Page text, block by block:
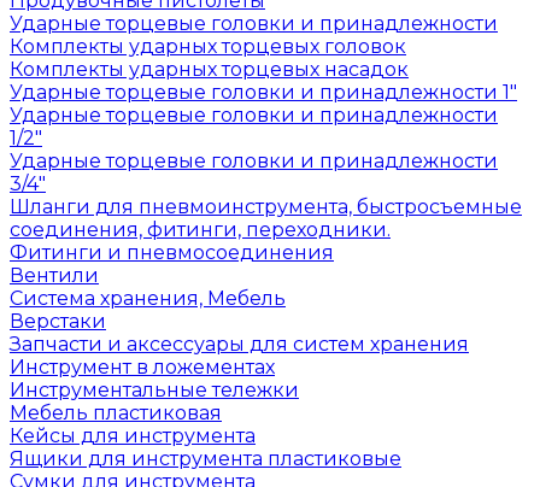
Ударные торцевые головки и принадлежности
Комплекты ударных торцевых головок
Комплекты ударных торцевых насадок
Ударные торцевые головки и принадлежности 1"
Ударные торцевые головки и принадлежности
1/2"
Ударные торцевые головки и принадлежности
3/4"
Шланги для пневмоинструмента, быстросъемные
соединения, фитинги, переходники.
Фитинги и пневмосоединения
Вентили
Система хранения, Мебель
Верстаки
Запчасти и аксессуары для систем хранения
Инструмент в ложементах
Инструментальные тележки
Мебель пластиковая
Кейсы для инструмента
Ящики для инструмента пластиковые
Сумки для инструмента